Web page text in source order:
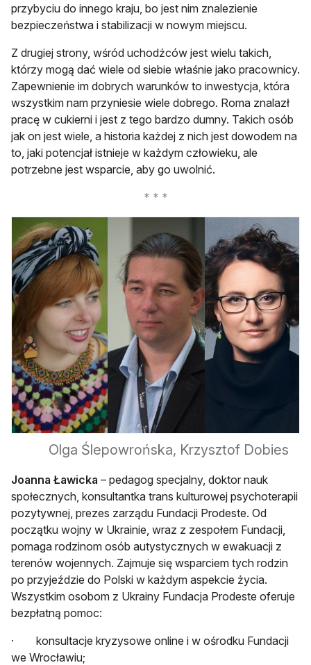
przybyciu do innego kraju, bo jest nim znalezienie
bezpieczeństwa i stabilizacji w nowym miejscu.
Z drugiej strony, wśród uchodźców jest wielu takich,
którzy mogą dać wiele od siebie właśnie jako pracownicy.
Zapewnienie im dobrych warunków to inwestycja, która
wszystkim nam przyniesie wiele dobrego. Roma znalazł
pracę w cukierni i jest z tego bardzo dumny. Takich osób
jak on jest wiele, a historia każdej z nich jest dowodem na
to, jaki potencjał istnieje w każdym człowieku, ale
potrzebne jest wsparcie, aby go uwolnić.
Olga Ślepowrońska, Krzysztof Dobies
Joanna Ławicka – pedagog specjalny, doktor nauk
społecznych, konsultantka trans kulturowej psychoterapii
pozytywnej, prezes zarządu Fundacji Prodeste. Od
początku wojny w Ukrainie, wraz z zespołem Fundacji,
pomaga rodzinom osób autystycznych w ewakuacji z
terenów wojennych. Zajmuje się wsparciem tych rodzin
po przyjeździe do Polski w każdym aspekcie życia.
Wszystkim osobom z Ukrainy Fundacja Prodeste oferuje
bezpłatną pomoc:
· konsultacje kryzysowe online i w ośrodku Fundacji
we Wrocławiu;